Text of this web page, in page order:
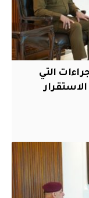
التي